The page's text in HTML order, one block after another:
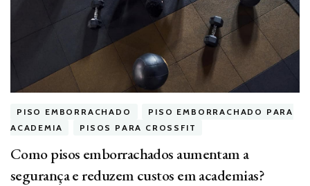
PISO EMBORRACHADO
PISO EMBORRACHADO PARA
ACADEMIA
PISOS PARA CROSSFIT
Como pisos emborrachados aumentam a
segurança e reduzem custos em academias?